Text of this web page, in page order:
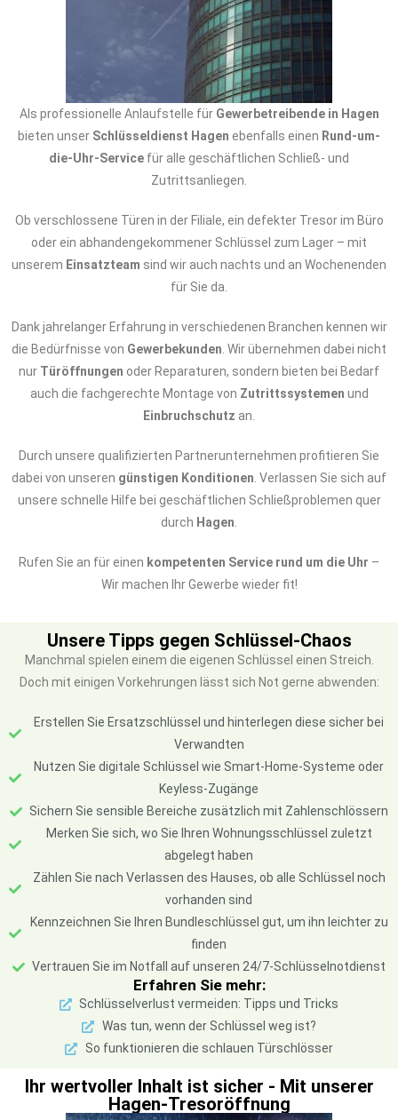
Als professionelle Anlaufstelle für Gewerbetreibende in Hagen
bieten unser Schlüsseldienst Hagen ebenfalls einen Rund-um-
die-Uhr-Service für alle geschäftlichen Schließ- und
Zutrittsanliegen.
Ob verschlossene Türen in der Filiale, ein defekter Tresor im Büro
oder ein abhandengekommener Schlüssel zum Lager – mit
unserem Einsatzteam sind wir auch nachts und an Wochenenden
für Sie da.
Dank jahrelanger Erfahrung in verschiedenen Branchen kennen wir
die Bedürfnisse von Gewerbekunden . Wir übernehmen dabei nicht
nur Türöffnungen oder Reparaturen, sondern bieten bei Bedarf
auch die fachgerechte Montage von Zutrittssystemen und
Einbruchschutz an.
Durch unsere qualifizierten Partnerunternehmen profitieren Sie
dabei von unseren günstigen Konditionen . Verlassen Sie sich auf
unsere schnelle Hilfe bei geschäftlichen Schließproblemen quer
durch Hagen
Rufen Sie an für einen kompetenten Service rund um die Uhr –
Wir machen Ihr Gewerbe wieder fit!
Unsere Tipps gegen Schlüssel-Chaos
Manchmal spielen einem die eigenen Schlüssel einen Streich.
Doch mit einigen Vorkehrungen lässt sich Not gerne abwenden:
Erstellen Sie Ersatzschlüssel und hinterlegen diese sicher bei
Verwandten
Nutzen Sie digitale Schlüssel wie Smart-Home-Systeme oder
Keyless-Zugänge
Sichern Sie sensible Bereiche zusätzlich mit Zahlenschlössern
Merken Sie sich, wo Sie Ihren Wohnungsschlüssel zuletzt
abgelegt haben
Zählen Sie nach Verlassen des Hauses, ob alle Schlüssel noch
vorhanden sind
Kennzeichnen Sie Ihren Bundleschlüssel gut, um ihn leichter zu
finden
Vertrauen Sie im Notfall auf unseren 24/7-Schlüsselnotdienst
Erfahren Sie mehr:
Schlüsselverlust vermeiden: Tipps und Tricks
Was tun, wenn der Schlüssel weg ist?
So funktionieren die schlauen Türschlösser
Ihr wertvoller Inhalt ist sicher - Mit unserer
Hagen-Tresoröffnung